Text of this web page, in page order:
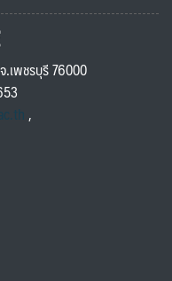
.เพชรบุรี 76000
,